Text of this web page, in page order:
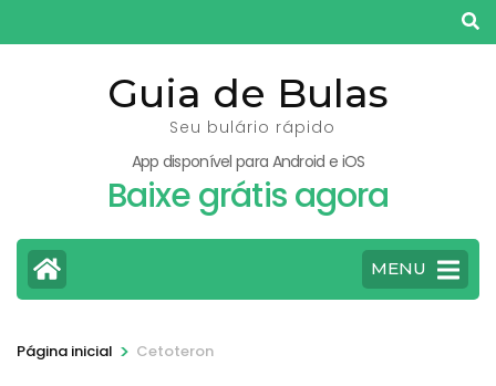
para
Guia de Bulas
Seu bulário rápido
App disponível para Android e iOS
Baixe grátis agora
MENU
Página inicial > Cetoteron